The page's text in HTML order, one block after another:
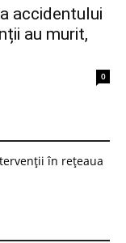
accidentului
au murit,
0
în rețeaua